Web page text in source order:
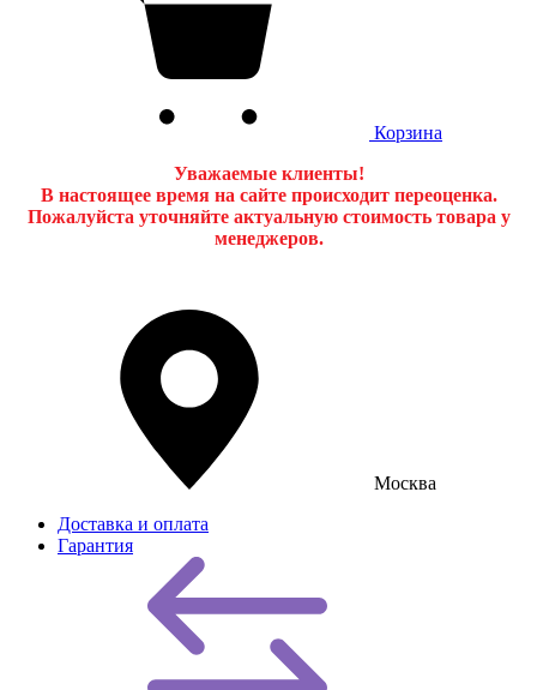
Корзина
Уважаемые клиенты!
В настоящее время на сайте происходит переоценка.
Пожалуйста уточняйте актуальную стоимость товара у
менеджеров.
Москва
Доставка и оплата
Гарантия